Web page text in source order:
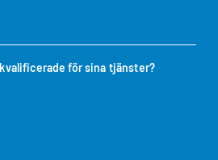
för sina tjänster?